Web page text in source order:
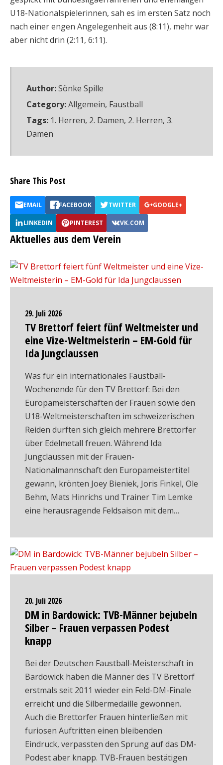
U18-Nationalspielerinnen, sah es im ersten Satz noch
nach einer engen Angelegenheit aus (8:11), mehr war
aber nicht drin (2:11, 6:11).
Author:Sönke Spille
Category:Allgemein, Faustball
Tags: 1. Herren, 2. Damen, 2. Herren, 3.
Damen
Share This Post
EMAIL FACEBOOK TWITTER GOOGLE+
LINKEDIN PINTEREST VK.COM
Aktuelles aus dem Verein
29. Juli 2026
TV Brettorf feiert fünf Weltmeister und
eine Vize-Weltmeisterin – EM-Gold für
Ida Jungclaussen
Was für ein internationales Faustball-
Wochenende für den TV Brettorf: Bei den
Europameisterschaften der Frauen sowie den
U18-Weltmeisterschaften im schweizerischen
Reiden durften sich gleich mehrere Brettorfer
über Edelmetall freuen. Während Ida
Jungclaussen mit der Frauen-
Nationalmannschaft den Europameistertitel
gewann, krönten Joey Bieniek, Joris Finkel, Ole
Behm, Mats Hinrichs und Trainer Tim Lemke
eine herausragende Feldsaison mit dem…
20. Juli 2026
DM in Bardowick: TVB-Männer bejubeln
Silber – Frauen verpassen Podest
knapp
Bei der Deutschen Faustball-Meisterschaft in
Bardowick haben die Männer des TV Brettorf
erstmals seit 2011 wieder ein Feld-DM-Finale
erreicht und die Silbermedaille gewonnen.
Auch die Brettorfer Frauen hinterließen mit
furiosen Auftritten einen bleibenden
Eindruck, verpassten den Sprung auf das DM-
Podest aber knapp. TVB-Frauen bestätigen